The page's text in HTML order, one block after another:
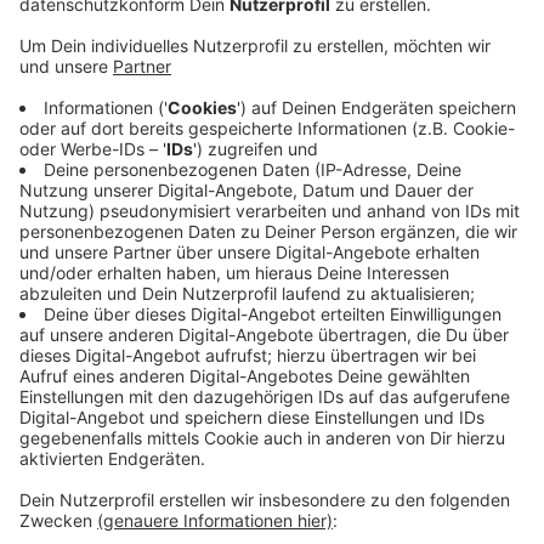
Für die Großen gibt es unter anderem einen
Kletterparcours mit Kletternetzen. Kleinere Kinder
können in einem separaten Bereich spielen. Hier gibt
es Sandkästen, Schaukeln und kleine Wippen in Form
von Wildtieren. Die Stadt hat Ideen von Kindern hier
aus Düsseldorf aufgenommen. Beim barrierefreien
Umbau des Spielplatzes haben Azubis aus dem
Garten- und Forstamt der Stadt geholfen.